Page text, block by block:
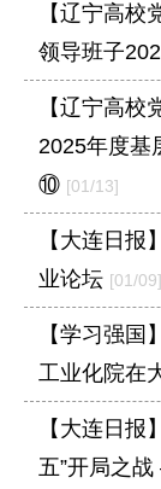
【辽宁高
领导班子
【辽宁高
2025年度基
⑩ [01/13]
【大连日
业论坛 [01/09]
【学习强国
工业化院在
【大连日报
五”开局之